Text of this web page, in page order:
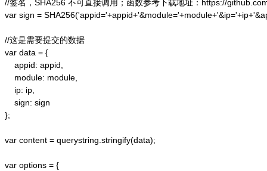
//签名，SHA256 不可直接调用；函数参考下载地址：https://
var sign =
//这是需要提交的数据
var data = {
    appid: appid,
    module: module,
    ip: ip,
    sign: sign
};
var content = querystring.stringify(data);
var options = {